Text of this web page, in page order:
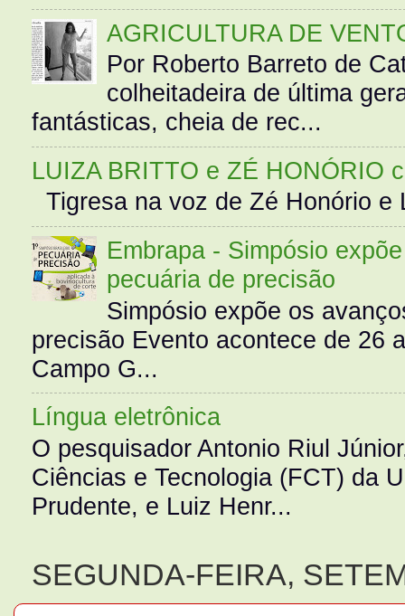
AGRICULTURA DE
Por Roberto Barreto de
colheitadeira de última
fantásticas, cheia de rec...
LUIZA BRITTO e ZÉ HONÓRIO
Tigresa na voz de Zé Honório
Embrapa - Simpósio
pecuária de precisão
Simpósio expõe os
precisão Evento acontece de 26
Campo G...
Língua eletrônica
O pesquisador Antonio Riul
Ciências e Tecnologia (FCT) da
Prudente, e Luiz Henr...
SEGUNDA-FEIRA,